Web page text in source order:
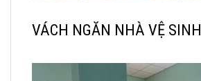
VÁCH NGĂN NHÀ VỆ SINH